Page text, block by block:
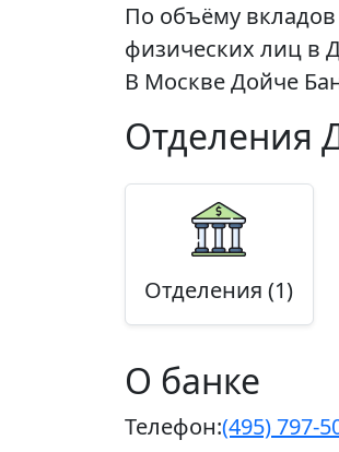
По объёму
физических лиц в
В Москве Дойче
Отделения
Отделения (1)
О банке
Телефон:(495) 797-